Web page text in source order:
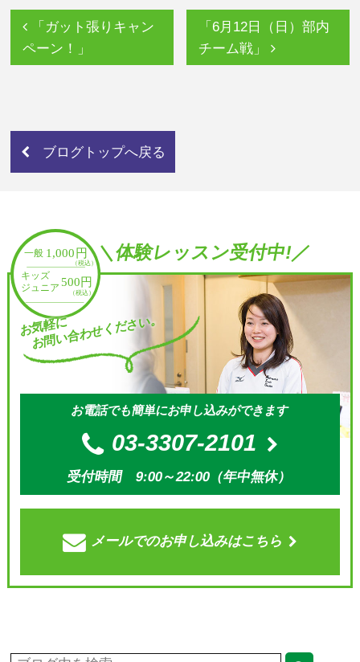
「6月12日（日）部内
チーム戦」
「ガット張りキャン
ペーン！」
ブログトップへ戻る
＼体験レッスン受付中!／
お気軽に
お問い合わせください。
お電話でも簡単にお申し込みができます
03-3307-2101
受付時間 9:00～22:00（年中無休）
メールでのお申し込みはこちら